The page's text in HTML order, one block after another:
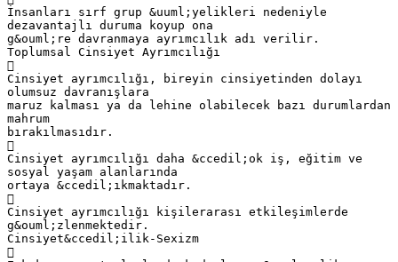
İnsanları sırf grup &uuml;yelikleri nedeniyle
dezavantajlı duruma koyup ona
g&ouml;re davranmaya ayrımcılık adı verilir.
Toplumsal Cinsiyet Ayrımcılığı

Cinsiyet ayrımcılığı, bireyin cinsiyetinden dolayı
olumsuz davranışlara
maruz kalması ya da lehine olabilecek bazı durumlardan
mahrum
bırakılmasıdır.

Cinsiyet ayrımcılığı daha &ccedil;ok iş, eğitim ve
sosyal yaşam alanlarında
ortaya &ccedil;ıkmaktadır.

Cinsiyet ayrımcılığı kişilerarası etkileşimlerde
g&ouml;zlenmektedir.
Cinsiyet&ccedil;ilik-Sexizm
